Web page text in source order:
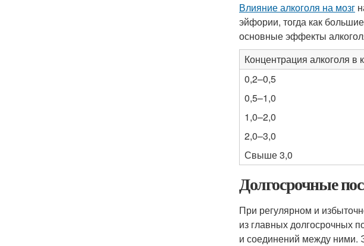
Влияние алкоголя на мозг
эйфории, тогда как
основные эффекты
Концентрация алкоголя в
0,2–0,5
0,5–1,0
1,0–2,0
2,0–3,0
Свыше 3,0
Долгосрочные
При регулярном и
из главных долгосрочных
и соединений между ними.